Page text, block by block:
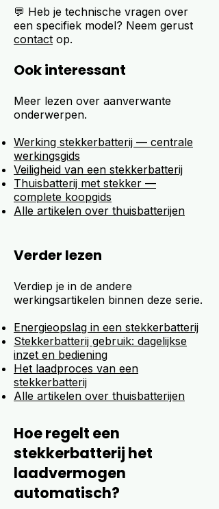
💬 Heb je technische vragen over
een specifiek model? Neem gerust
contact op.
Ook interessant
Meer lezen over aanverwante
onderwerpen.
Werking stekkerbatterij — centrale
werkingsgids
Veiligheid van een stekkerbatterij
Thuisbatterij met stekker —
complete koopgids
Alle artikelen over thuisbatterijen
Verder lezen
Verdiep je in de andere
werkingsartikelen binnen deze serie.
Energieopslag in een stekkerbatterij
Stekkerbatterij gebruik: dagelijkse
inzet en bediening
Het laadproces van een
stekkerbatterij
Alle artikelen over thuisbatterijen
Hoe regelt een
stekkerbatterij het
laadvermogen
automatisch?